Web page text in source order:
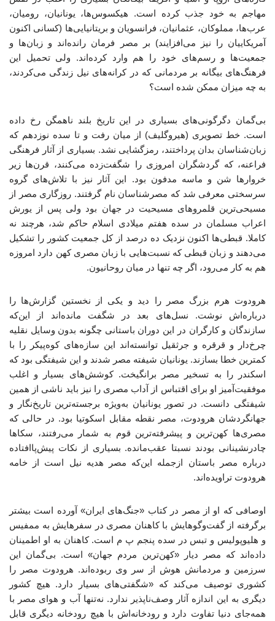
مهاجم به خود جذب کرده است. هیکسوس‌ها، یونانیان، رومیان،
عرب‌ها، مملوکان، عثمانیان، فرانسویان و بریتانیایی‌ها (کسانی اکنون
آمریکاییان را نیز می‌افزایند) بر مصر فرمان رانده‌اند و زبان‌ها و
جمعیت‌ها و رسم‌های خود را هم وارد کرده‌اند. ولی تحمیل این
فرهنگ‌های بیگانه بر مردمانی که در کرانه‌های نیل زندگی می‌کردند،
به چه میزان ممکن شده است؟
بی‌گمان دگرگونی‌های بسیاری در این تاریخ بلند ناهمگن رخ داده
است. خط تصویری (هیروگلیف) از میان رفت و تا سده نوزدهم که
زبان‌شناسان بدان پرداختند، رمزگشایی نشد. بسیاری از آثار فرهنگی
فراعنه، که گردشگران امروزی را شگفت‌زده می‌کنند، قرن‌ها زیر
خروارها شن و ماسه مدفون بود. این آثار نیز با تلاش‌های گروه
سرسختی معرفی شد که مصرشناسان نام گرفتند. روزگاری مصر از
مسیحی‌ترین قلمروهای مسیحیت در جهان بود ولی پس از یورش
اعراب مسلمان در سده هفتم میلادی اسلام حاکم شد، هرچند نه
کاملا. قبطی‌ها اکنون نزدیک ده درصد از کل جمعیت کشور را تشکیل
می‌دهند و زبان قبطی که نسبت‌هایی با زبان مصری کهن دارد امروزه
هم به کار می‌رود، اگر چه تنها در میان روحانیون.
هرودوت هرم بزرگ مصر را دید و یکی از نخستین گزارش‌ها را
درباره‌اش نوشت. نسل‌های بعد در شگفت مانده‌اند از این‌که
سازندگان و کارگران در این دوران باستانی چگونه بدون وسایل نقلیه
چرخ‌دار و قرقره و جرثقیل توانسته‌اند این سازه‌های کوه‌پیکر را با
کمترین خطا بسازند. یونانیان شیفته مصر شدند و این شیفتگی بود که
اسکندر را به تسخیر مصر برانگیخت. کوشش‌های بسیار و اغلب
موفقیت‌آمیز او برای اقتباس از آداب مصری را نیز باید ناشی از همین
شیفتگی دانست. در تصور یونانیان به‌ویژه برجسته‌ترین تاریخ‌نگار و
جهانگردشان هرودوت، مصر نقطه مقابل اسکوتیا بود. در حالی که
مصری‌ها کهن‌ترین و پیشرفته‌ترین قوم به شمار می‌رفتند، سکاها
چادرنشینانی بودند نسبتا عقب‌مانده. بسیاری از نکات پیش‌پاافتاده
درباره مصر باستان ازجمله این‌که مصر هدیه نیل است از خامه
هرودوت تراویده‌اند.
اوصافی که او از مصر در کتاب «جنگ‌های ایران» آورده است بیشتر
برگرفته از گفت‌وگوهایش با کاهنان مصری در سفرهایش به ممفیس
و هلیوپولیس و تبس در سده پنجم پ م است. کاهنان به او اطمینان
داده‌اند که مصر دیار «کهن‌ترین مردم جهان» است. بی‌گمان این
سرزمین و مردمانش هوش از سر وی ربوده‌اند. هرودوت مصر را
کشوری توصیف می‌کند که «شگفتی‌های بسیار دارد. هیچ کشور
دیگری به این اندازه آثار وصف‌ناپذیر ندارد. نه‌تنها آب و هوای مصر با
همه‌جای دنیا تفاوت دارد و رودخانه‌اش با هیچ رودخانه دیگری قابل